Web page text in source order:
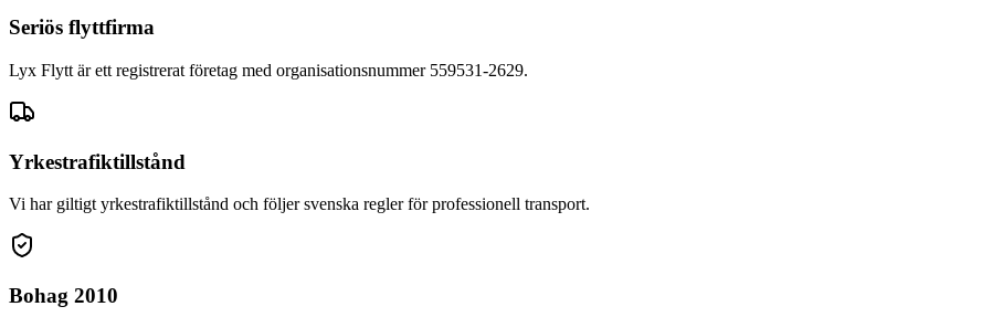
Seriös flyttfirma
Lyx Flytt är ett registrerat företag med organisationsnummer 559531-2629.
Yrkestrafiktillstånd
Vi har giltigt yrkestrafiktillstånd och följer svenska regler för professionell transport.
Bohag 2010